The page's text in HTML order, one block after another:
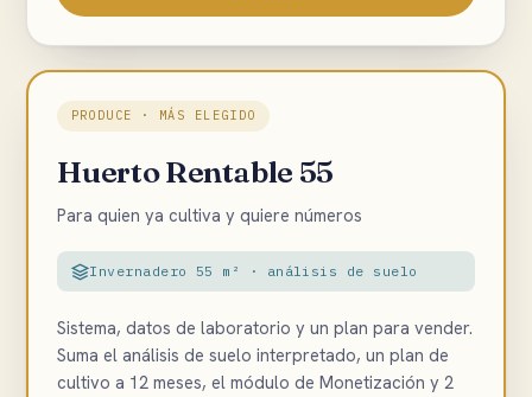
PRODUCE · MÁS ELEGIDO
Huerto Rentable 55
Para quien ya cultiva y quiere números
Invernadero 55 m² · análisis de suelo
Sistema, datos de laboratorio y un plan para vender.
Suma el análisis de suelo interpretado, un plan de
cultivo a 12 meses, el módulo de Monetización y 2